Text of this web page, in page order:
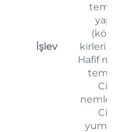
İşlev
kirleri
Hafif